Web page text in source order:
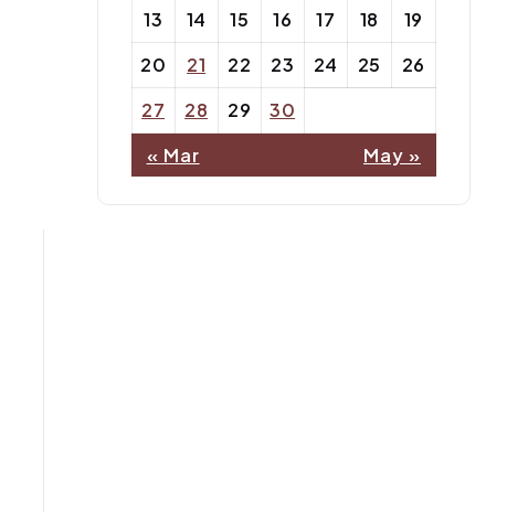
13
14 15 16 17 18
19
20
21 22 23 24 25
26
27
28 29
30
« Mar
May »